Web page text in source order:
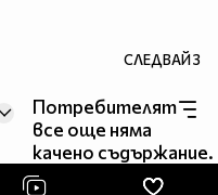
СЛЕДВАЙ3
Потребителят
все още няма
качено съдържание.